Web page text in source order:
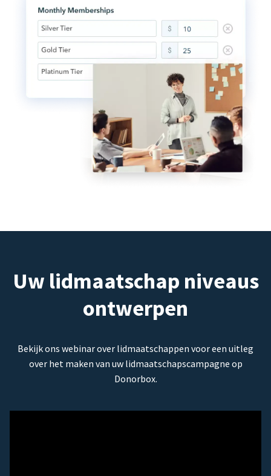
Uw lidmaatschap niveaus
ontwerpen
Bekijk ons webinar over lidmaatschappen voor een uitleg
over het maken van uw lidmaatschapscampagne op
Donorbox.